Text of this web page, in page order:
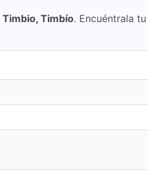
Timbio, Timbío. Encuéntrala